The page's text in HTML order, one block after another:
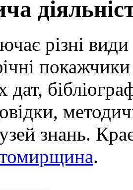
різні
дат,
знань.
.